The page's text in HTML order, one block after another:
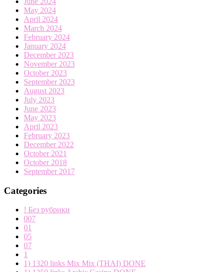
May 2024
April 2024
March 2024
February 2024
January 2024
December 2023
November 2023
October 2023
September 2023
August 2023
July 2023
June 2023
May 2023
April 2023
February 2023
December 2022
October 2021
October 2018
September 2017
Categories
! Без рубрики
007
01
05
07
1
1) 1320 links Mix Mix (THAI) DONE